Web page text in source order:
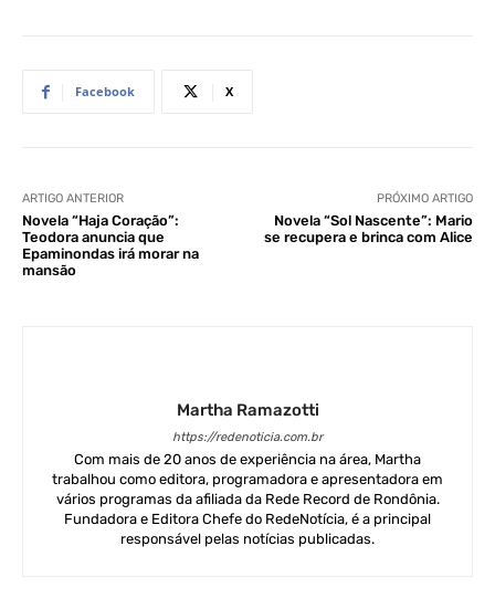
Facebook X
ARTIGO ANTERIOR
Novela “Haja Coração”:
Teodora anuncia que
Epaminondas irá morar na
mansão
PRÓXIMO ARTIGO
Novela “Sol Nascente”: Mario
se recupera e brinca com Alice
Martha Ramazotti
https://redenoticia.com.br
Com mais de 20 anos de experiência na área, Martha
trabalhou como editora, programadora e apresentadora em
vários programas da afiliada da Rede Record de Rondônia.
Fundadora e Editora Chefe do RedeNotícia, é a principal
responsável pelas notícias publicadas.